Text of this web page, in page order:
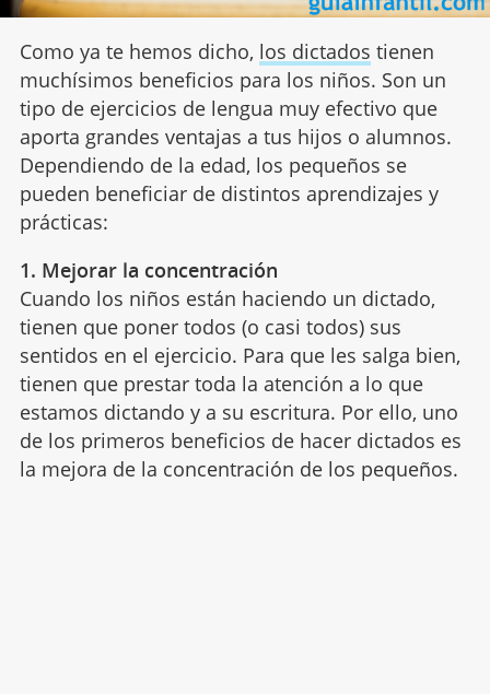
Como ya te hemos dicho, los dictados tienen
muchísimos beneficios para los niños. Son un
tipo de ejercicios de lengua muy efectivo que
aporta grandes ventajas a tus hijos o alumnos.
Dependiendo de la edad, los pequeños se
pueden beneficiar de distintos aprendizajes y
prácticas:
1. Mejorar la concentración
Cuando los niños están haciendo un dictado,
tienen que poner todos (o casi todos) sus
sentidos en el ejercicio. Para que les salga bien,
tienen que prestar toda la atención a lo que
estamos dictando y a su escritura. Por ello, uno
de los primeros beneficios de hacer dictados es
la mejora de la concentración de los pequeños.